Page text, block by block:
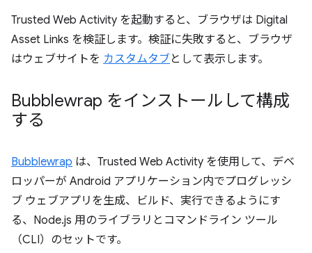
Trusted Web Activity を起動すると、ブラウザは Digital
Asset Links を検証します。検証に失敗すると、ブラウザ
はウェブサイトを カスタムタブとして表示します。
Bubblewrap をインストールして構成
する
Bubblewrap は、Trusted Web Activity を使用して、デベ
ロッパーが Android アプリケーション内でプログレッシ
ブ ウェブアプリを生成、ビルド、実行できるようにす
る、Node.js 用のライブラリとコマンドライン ツール
（CLI）のセットです。